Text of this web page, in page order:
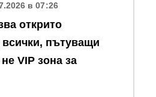
в 07:26
открито
всички, пътуващи
VIP зона за